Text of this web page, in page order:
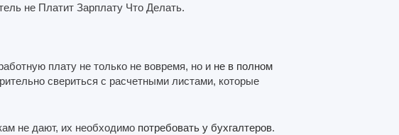
не Платит Зарплату Что Делать.
плату не только не вовремя, но и не в полном
свериться с расчетными листами, которые
не дают, их необходимо потребовать у бухгалтеров.